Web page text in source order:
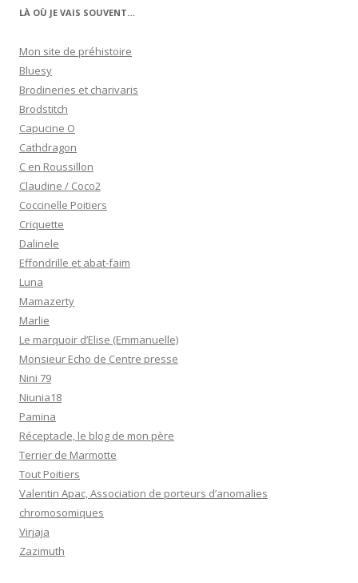
LÀ OÙ JE VAIS SOUVENT…
Mon site de préhistoire
Bluesy
Brodineries et charivaris
Brodstitch
Capucine O
Cathdragon
C en Roussillon
Claudine / Coco2
Coccinelle Poitiers
Criquette
Dalinele
Effondrille et abat-faim
Luna
Mamazerty
Marlie
Le marquoir d’Elise (Emmanuelle)
Monsieur Echo de Centre presse
Nini 79
Niunia18
Pamina
Réceptacle, le blog de mon père
Terrier de Marmotte
Tout Poitiers
Valentin Apac, Association de porteurs d’anomalies
chromosomiques
Virjaja
Zazimuth